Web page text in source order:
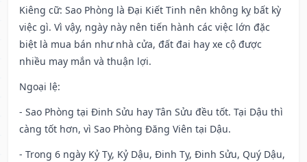
Kiêng cữ: Sao Phòng là Đại Kiết Tinh nên không kỵ bất kỳ
việc gì. Vì vậy, ngày này nên tiến hành các việc lớn đặc
biệt là mua bán như nhà cửa, đất đai hay xe cộ được
nhiều may mắn và thuận lợi.
Ngoại lệ:
- Sao Phòng tại Đinh Sửu hay Tân Sửu đều tốt. Tại Dậu thì
càng tốt hơn, vì Sao Phòng Đăng Viên tại Dậu.
- Trong 6 ngày Kỷ Tỵ, Kỷ Dậu, Đinh Tỵ, Đinh Sửu, Quý Dậu,